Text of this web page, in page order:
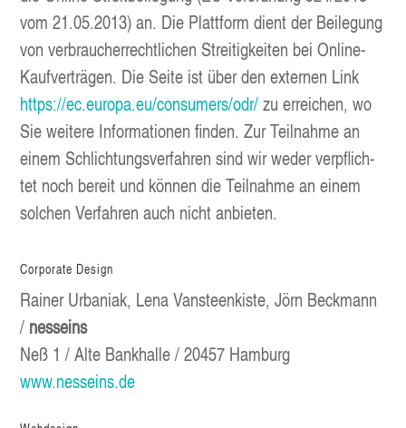
vom 21.05.2013) an. Die Platt­form dient der Bei­le­gung
von ver­brau­cher­recht­li­chen Strei­tig­kei­ten bei Online-
Kauf­ver­trä­gen. Die Sei­te ist über den exter­nen Link
https://ec.europa.eu/consumers/odr/zu errei­chen, wo
Sie wei­te­re Infor­ma­tio­nen fin­den. Zur Teil­nah­me an
einem Schlich­tungs­ver­fah­ren sind wir weder ver­pflich­
tet noch bereit und kön­nen die Teil­nah­me an einem
sol­chen Ver­fah­ren auch nicht anbieten.
Cor­po­ra­te Design
Rai­ner Urba­ni­ak, Lena Vansteen­kis­te, Jörn Beck­mann
/ nesseins
Neß 1 / Alte Bank­hal­le / 20457 Hamburg
www.nesseins.de